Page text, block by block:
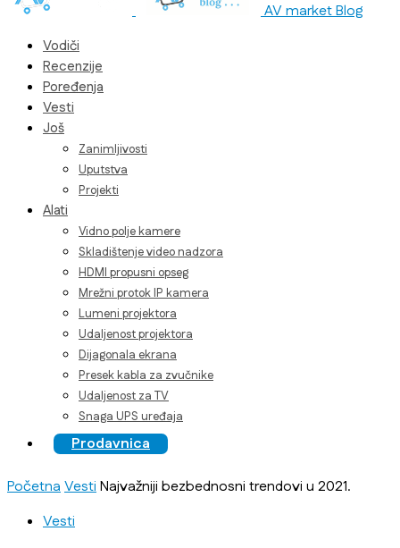
AV market Blog
Vodiči
Recenzije
Poređenja
Vesti
Još
Zanimljivosti
Uputstva
Projekti
Alati
Vidno polje kamere
Skladištenje video nadzora
HDMI propusni opseg
Mrežni protok IP kamera
Lumeni projektora
Udaljenost projektora
Dijagonala ekrana
Presek kabla za zvučnike
Udaljenost za TV
Snaga UPS uređaja
Prodavnica
PočetnaVestiNajvažniji bezbednosni trendovi u 2021.
Vesti